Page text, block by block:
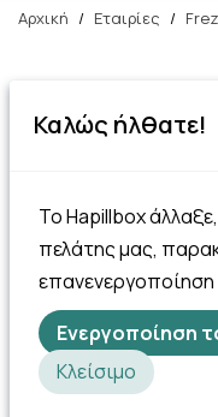
Αρχική / Εταιρίες /
Καλώς ήλθατε!
Το Hapillbox
πελάτης μας,
Ενεργοποίηση
Κλείσιμο